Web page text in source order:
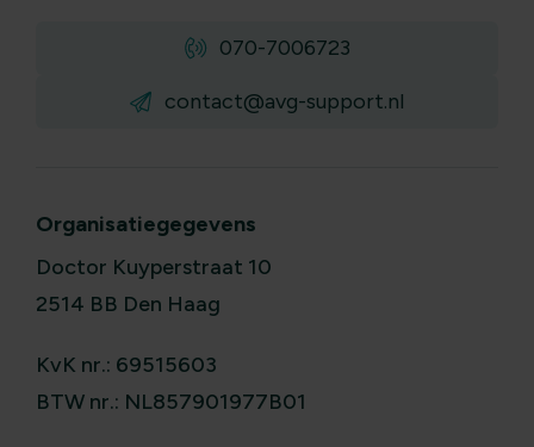
070-7006723
contact@avg-support.nl
Organisatiegegevens
Doctor Kuyperstraat 10
2514 BB Den Haag
KvK nr.: 69515603
BTW nr.: NL857901977B01